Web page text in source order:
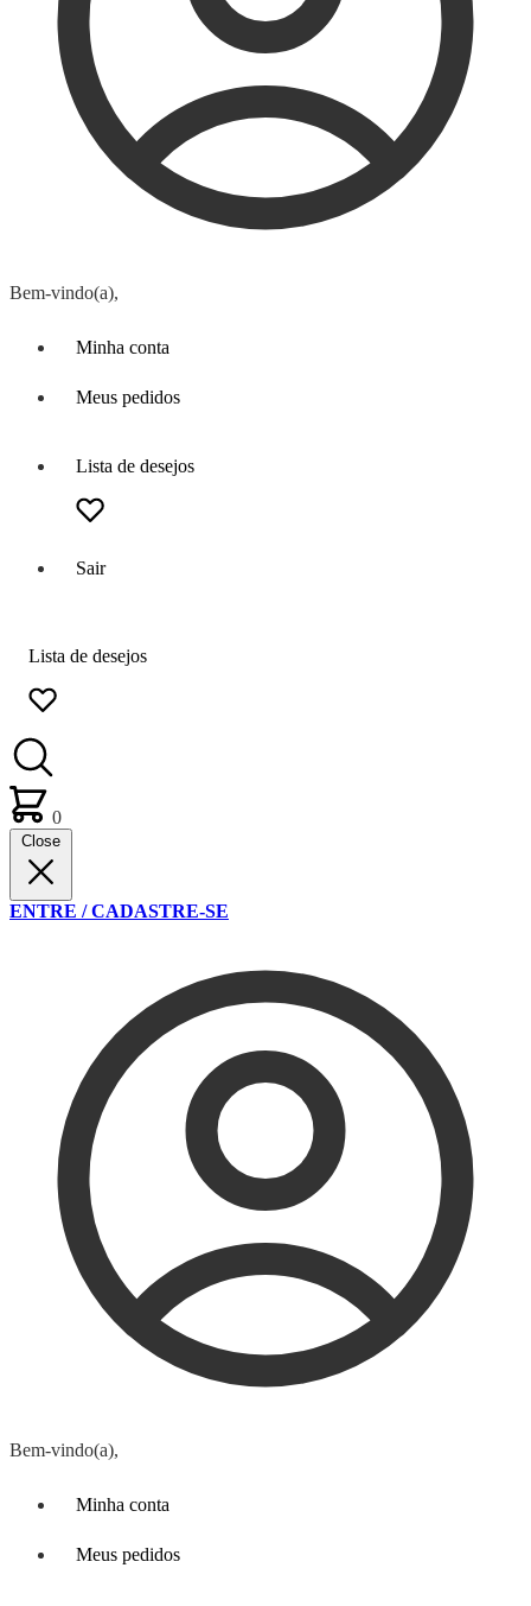
Bem-vindo(a),
Minha conta
Meus pedidos
Lista de desejos
Sair
Lista de desejos
0
Close
ENTRE / CADASTRE-SE
Bem-vindo(a),
Minha conta
Meus pedidos